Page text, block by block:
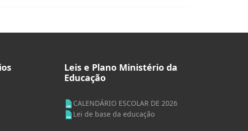
Leis e Plano Ministério da
Educação
CALENDÁRIO ESCOLAR DE 2026
Lei de base da educação